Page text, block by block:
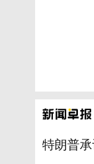
特朗普